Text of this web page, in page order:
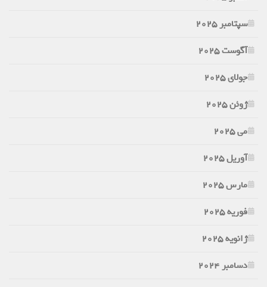
سپتامبر 2025
آگوست 2025
جولای 2025
ژوئن 2025
می 2025
آوریل 2025
مارس 2025
فوریه 2025
ژانویه 2025
دسامبر 2024